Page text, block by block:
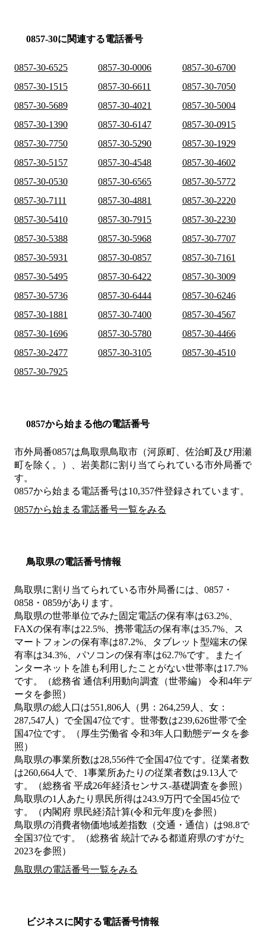
0857-30に関連する電話番号
0857-30-6525 0857-30-0006
0857-30-6700
0857-30-1515
0857-30-6611
0857-30-7050
0857-30-5689
0857-30-4021
0857-30-5004
0857-30-1390
0857-30-6147
0857-30-0915
0857-30-7750
0857-30-5290
0857-30-1929
0857-30-5157
0857-30-4548
0857-30-4602
0857-30-0530
0857-30-6565
0857-30-5772
0857-30-7111
0857-30-4881
0857-30-2220
0857-30-5410
0857-30-7915
0857-30-2230
0857-30-5388
0857-30-5968
0857-30-7707
0857-30-5931
0857-30-0857
0857-30-7161
0857-30-5495
0857-30-6422
0857-30-3009
0857-30-5736
0857-30-6444
0857-30-6246
0857-30-1881
0857-30-7400
0857-30-4567
0857-30-1696
0857-30-5780
0857-30-4466
0857-30-2477
0857-30-3105
0857-30-4510
0857-30-7925
0857から始まる他の電話番号
市外局番0857は鳥取県鳥取市（河原町、佐治町及び用瀬
町を除く。）、岩美郡に割り当てられている市外局番で
す。
0857から始まる電話番号は10,357件登録されています。
0857から始まる電話番号一覧をみる
鳥取県の電話番号情報
鳥取県に割り当てられている市外局番には、0857・
0858・0859があります。
鳥取県の世帯単位でみた固定電話の保有率は63.2%、
FAXの保有率は22.5%、携帯電話の保有率は35.7%、ス
マートフォンの保有率は87.2%、タブレット型端末の保
有率は34.3%、パソコンの保有率は62.7%です。またイ
ンターネットを誰も利用したことがない世帯率は17.7%
です。（総務省 通信利用動向調査（世帯編） 令和4年デ
ータを参照）
鳥取県の総人口は551,806人（男：264,259人、女：
287,547人）で全国47位です。世帯数は239,626世帯で全
国47位です。（厚生労働省 令和3年人口動態データを参
照）
鳥取県の事業所数は28,556件で全国47位です。従業者数
は260,664人で、1事業所あたりの従業者数は9.13人で
す。（総務省 平成26年経済センサス‐基礎調査を参照）
鳥取県の1人あたり県民所得は243.9万円で全国45位で
す。（内閣府 県民経済計算(令和元年度)を参照）
鳥取県の消費者物価地域差指数（交通・通信）は98.8で
全国37位です。（総務省 統計でみる都道府県のすがた
2023を参照）
鳥取県の電話番号一覧をみる
ビジネスに関する電話番号情報